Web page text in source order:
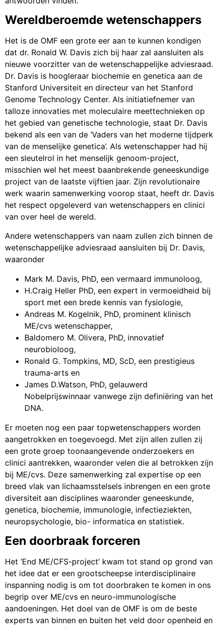
Wereldberoemde wetenschappers
Het is de OMF een grote eer aan te kunnen kondigen
dat dr. Ronald W. Davis zich bij haar zal aansluiten als
nieuwe voorzitter van de wetenschappelijke adviesraad.
Dr. Davis is hoogleraar biochemie en genetica aan de
Stanford Universiteit en directeur van het Stanford
Genome Technology Center. Als initiatiefnemer van
talloze innovaties met moleculaire meettechnieken op
het gebied van genetische technologie, staat Dr. Davis
bekend als een van de ‘Vaders van het moderne tijdperk
van de menselijke genetica’. Als wetenschapper had hij
een sleutelrol in het menselijk genoom-project,
misschien wel het meest baanbrekende geneeskundige
project van de laatste vijftien jaar. Zijn revolutionaire
werk waarin samenwerking voorop staat, heeft dr. Davis
het respect opgeleverd van wetenschappers en clinici
van over heel de wereld.
Andere wetenschappers van naam zullen zich binnen de
wetenschappelijke adviesraad aansluiten bij Dr. Davis,
waaronder
Mark M. Davis, PhD, een vermaard immunoloog,
H.Craig Heller PhD, een expert in vermoeidheid bij
sport met een brede kennis van fysiologie,
Andreas M. Kogelnik, PhD, prominent klinisch
ME/cvs wetenschapper,
Baldomero M. Olivera, PhD, innovatief
neurobioloog,
Ronald G. Tompkins, MD, ScD, een prestigieus
trauma-arts en
James D.Watson, PhD, gelauwerd
Nobelprijswinnaar vanwege zijn definiëring van het
DNA.
Er moeten nog een paar topwetenschappers worden
aangetrokken en toegevoegd. Met zijn allen zullen zij
een grote groep toonaangevende onderzoekers en
clinici aantrekken, waaronder velen die al betrokken zijn
bij ME/cvs. Deze samenwerking zal expertise op een
breed vlak van lichaamsstelsels inbrengen en een grote
diversiteit aan disciplines waaronder geneeskunde,
genetica, biochemie, immunologie, infectieziekten,
neuropsychologie, bio- informatica en statistiek.
Een doorbraak forceren
Het ‘End ME/CFS-project’ kwam tot stand op grond van
het idee dat er een grootscheepse interdisciplinaire
inspanning nodig is om tot doorbraken te komen in ons
begrip over ME/cvs en neuro-immunologische
aandoeningen. Het doel van de OMF is om de beste
experts van binnen en buiten het veld door openheid en